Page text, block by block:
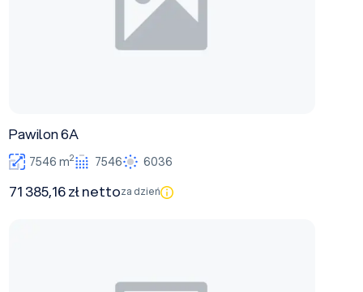
Pawilon 6A
7546 m2 7546 6036
71 385,16 zł nettoza dzień